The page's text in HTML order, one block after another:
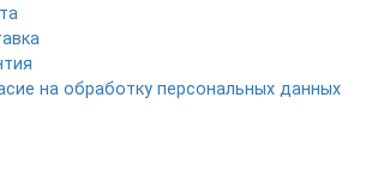
на обработку персональных данных